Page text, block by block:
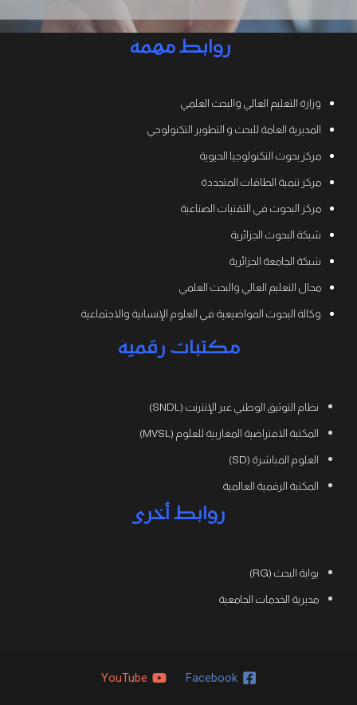
روابط مهمة
وزارة التعليم العالي والبحث العلمي
المديرية العامة للبحث و التطوير التكنولوجي
مركز بحوث التكنولوجيا الحيوية
مركز تنمية الطاقات المتجددة
مركز البحوث في التقنيات الصناعية
شبكة البحوث الجزائرية
شبكة الجامعة الجزائرية
مجال التعليم العالي والبحث العلمي
وكالة البحوث المواضيعية في العلوم الإنسانية والاجتماعية
مكتبات رقمية
نظام التوثيق الوطني عبر الإنترنت (SNDL)
المكتبة الافتراضية المغاربية للعلوم (MVSL)
العلوم المباشرة (SD)
المكتبة الرقمية العالمية
روابط أخرى
بوابة البحث (RG)
مديرية الخدمات الجامعية
Facebook
YouTube